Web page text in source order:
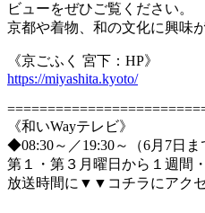
ビューをぜひご覧ください。
京都や着物、和の文化に興味
《京ごふく 宮下：HP》
https://miyashita.kyoto/
《和いWayテレビ》
◆08:30～／19:30～（6月7日
第１・第３月曜日から１週間
放送時間に▼▼コチラにアク